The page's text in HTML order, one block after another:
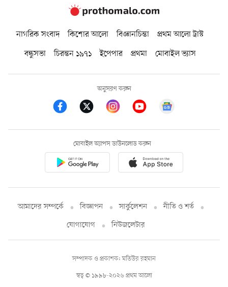
নাগরিক সংবাদ কিশোর আলো বিজ্ঞানচিন্তা
প্রথম আলো ট্রাস্ট
বন্ধুসভা
চিরন্তন ১৯৭১ ইপেপার প্রথমা মোবাইল ভ্যাস
অনুসরণ করুন
মোবাইল অ্যাপস ডাউনলোড করুন
আমাদের সম্পর্কে বিজ্ঞাপন সার্কুলেশন
নীতি ও শর্ত
যোগাযোগ
নিউজলেটার
স্বত্ব © ১৯৯৮-২০২৬ প্রথম আলো
সম্পাদক ও প্রকাশক: মতিউর রহমান